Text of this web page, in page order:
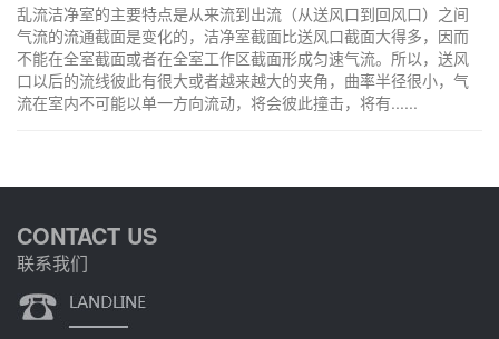
乱流洁净室的主要特点是从来流到出流（从送风口到回风口）之间
气流的流通截面是变化的，洁净室截面比送风口截面大得多，因而
不能在全室截面或者在全室工作区截面形成匀速气流。所以，送风
口以后的流线彼此有很大或者越来越大的夹角，曲率半径很小，气
流在室内不可能以单一方向流动，将会彼此撞击，将有......
CONTACT US
联系我们